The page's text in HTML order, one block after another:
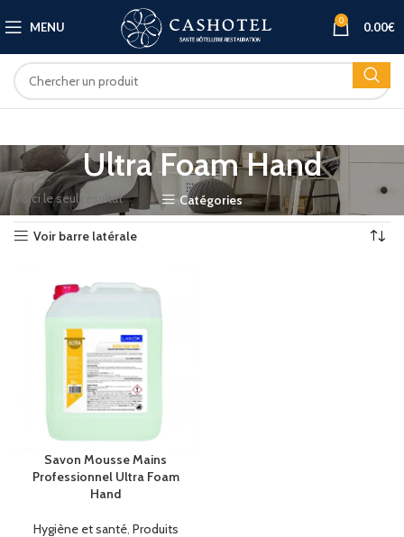
MENU 0 0.00€
Ultra Foam Hand
Catégories
Voici le seul résultat
Voir barre latérale
Savon Mousse Mains
Professionnel Ultra Foam
Hand
Hygiène et santé, Produits